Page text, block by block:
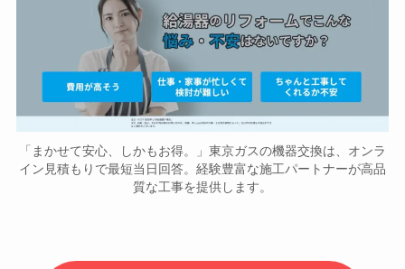
「まかせて安心、しかもお得。」東京ガスの機器交換は、オンラ
イン見積もりで最短当日回答。経験豊富な施工パートナーが高品
質な工事を提供します。